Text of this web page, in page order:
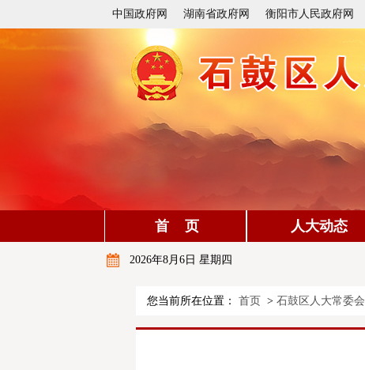
中国政府网 湖南省政府网 衡阳市人民政府网
首 页 人大动态
2026年8月6日 星期四
您当前所在位置： 首页 > 石鼓区人大常委会